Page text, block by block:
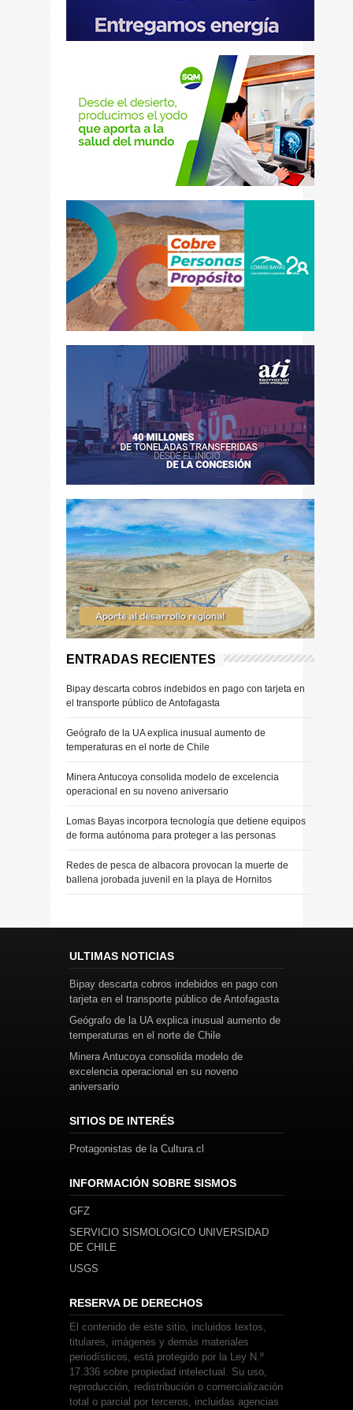
ENTRADAS RECIENTES
Bipay descarta cobros indebidos en pago con tarjeta en
el transporte público de Antofagasta
Geógrafo de la UA explica inusual aumento de
temperaturas en el norte de Chile
Minera Antucoya consolida modelo de excelencia
operacional en su noveno aniversario
Lomas Bayas incorpora tecnología que detiene equipos
de forma autónoma para proteger a las personas
Redes de pesca de albacora provocan la muerte de
ballena jorobada juvenil en la playa de Hornitos
ULTIMAS NOTICIAS
Bipay descarta cobros indebidos en pago con
tarjeta en el transporte público de Antofagasta
Geógrafo de la UA explica inusual aumento de
temperaturas en el norte de Chile
Minera Antucoya consolida modelo de
excelencia operacional en su noveno
aniversario
SITIOS DE INTERÉS
Protagonistas de la Cultura.cl
INFORMACIÓN SOBRE SISMOS
GFZ
SERVICIO SISMOLOGICO UNIVERSIDAD
DE CHILE
USGS
RESERVA DE DERECHOS
El contenido de este sitio, incluidos textos,
titulares, imágenes y demás materiales
periodísticos, está protegido por la Ley N.º
17.336 sobre propiedad intelectual. Su uso,
reproducción, redistribución o comercialización
total o parcial por terceros, incluidas agencias